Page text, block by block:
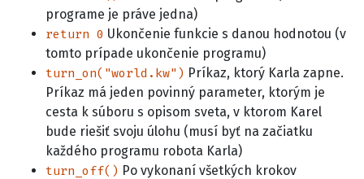
programe je práve jedna)
return 0 Ukončenie funkcie s danou hodnotou (v
tomto prípade ukončenie programu)
turn_on("world.kw") Príkaz, ktorý Karla zapne.
Príkaz má jeden povinný parameter, ktorým je
cesta k súboru s opisom sveta, v ktorom Karel
bude riešiť svoju úlohu (musí byť na začiatku
každého programu robota Karla)
turn_off() Po vykonaní všetkých krokov